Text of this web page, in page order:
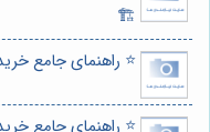
🏗️
⭐️ راهنمای جامع
⭐️ راهنمای جامع